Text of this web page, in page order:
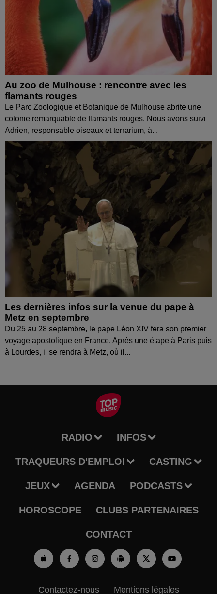
Au zoo de Mulhouse : rencontre avec les
flamants rouges
Le Parc Zoologique et Botanique de Mulhouse abrite une
colonie remarquable de flamants rouges. Nous avons suivi
Adrien, responsable oiseaux et terrarium, à...
Les dernières infos sur la venue du pape à
Metz en septembre
Du 25 au 28 septembre, le pape Léon XIV fera son premier
voyage apostolique en France. Après une étape à Paris puis
à Lourdes, il se rendra à Metz, où il...
RADIO INFOS
TRAQUEURS D'EMPLOI CASTING
JEUX AGENDA PODCASTS
HOROSCOPE CLUBS PARTENAIRES
CONTACT
Contactez-nous Mentions légales